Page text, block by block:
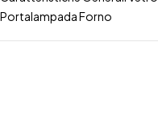
Portalampada Forno